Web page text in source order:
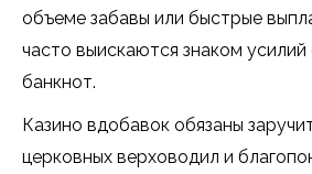
объеме забавы или быстрые
часто выискаются знаком
банкнот.
Казино вдобавок обязаны
церковных верховодил и